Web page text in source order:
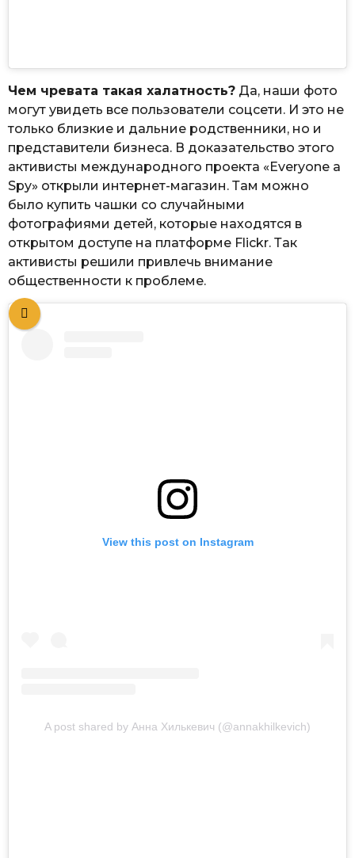
Чем чревата такая халатность? Да, наши фото
могут увидеть все пользователи соцсети. И это не
только близкие и дальние родственники, но и
представители бизнеса. В доказательство этого
активисты международного проекта «Everyone a
Spy» открыли интернет-магазин. Там можно
было купить чашки со случайными
фотографиями детей, которые находятся в
открытом доступе на платформе Flickr. Так
активисты решили привлечь внимание
общественности к проблеме.
View this post on Instagram
A post shared by Анна Хилькевич (@annakhilkevich)